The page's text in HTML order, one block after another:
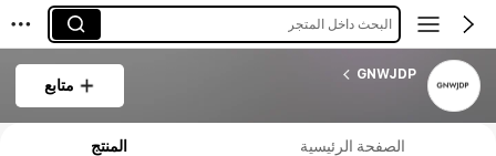
البحث داخل المتجر
GNWJDP
متابع
الصفحة الرئيسية المنتج